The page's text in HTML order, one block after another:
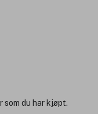
du har kjøpt.